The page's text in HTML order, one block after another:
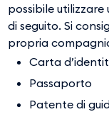
possibile
di seguito. Si
propria
Carta
Passaporto
Patente di